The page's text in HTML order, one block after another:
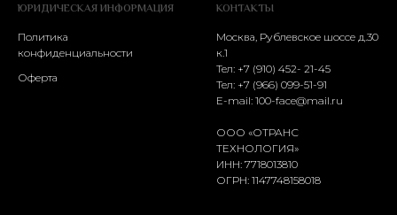
ЮРИДИЧЕСКАЯ ИНФОРМАЦИЯ
Политика
конфиденциальности
Оферта
КОНТАКТЫ
Москва, Рублевское шоссе д.30
к.1
Тел: +7 (910) 452- 21-45
Тел: +7 (966) 099-51-91
E-mail: 100-face@mail.ru
ООО «ОТРАНС
ТЕХНОЛОГИЯ»
ИНН: 7718013810
ОГРН: 1147748158018